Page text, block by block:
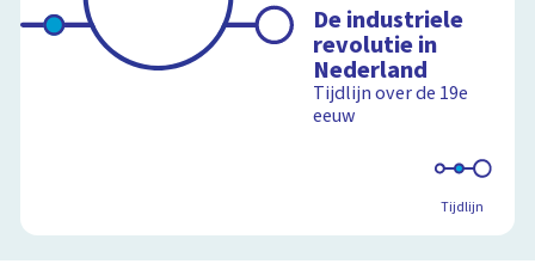
De industriele
revolutie in
Nederland
Tijdlijn over de 19e
eeuw
Tijdlijn